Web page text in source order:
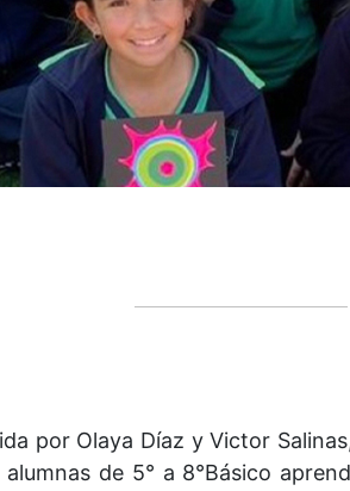
por Olaya Díaz y Victor
de 5° a 8°Básico